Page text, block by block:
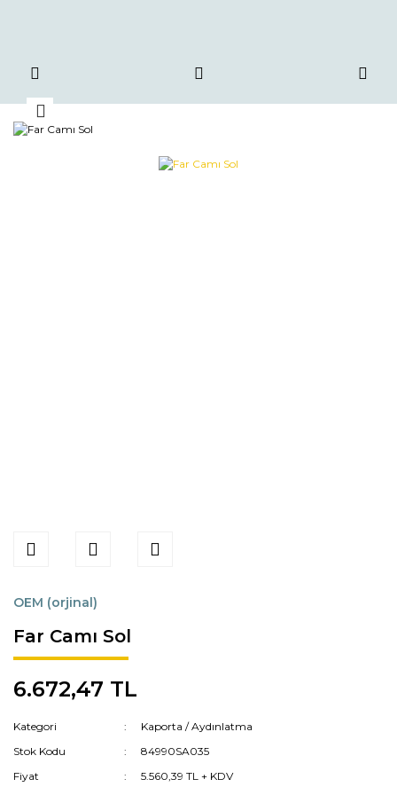
OEM (orjinal)
Far Camı Sol
6.672,47 TL
Kategori
Kaporta / Aydınlatma
Stok Kodu
84990SA035
Fiyat
5.560,39 TL + KDV